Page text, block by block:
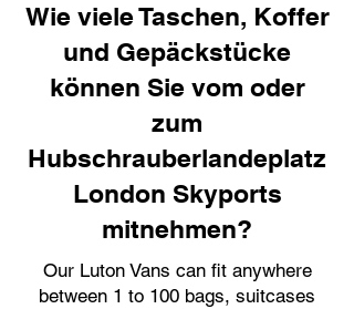
Wie viele Taschen, Koffer
und Gepäckstücke
können Sie vom oder
zum
Hubschrauberlandeplatz
London Skyports
mitnehmen?
Our Luton Vans can fit anywhere
between 1 to 100 bags, suitcases